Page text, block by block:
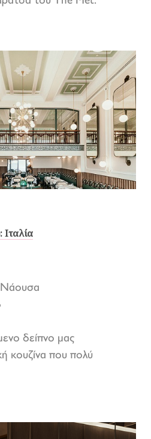
Ιταλία
Νάουσα
δείπνο μας
κουζίνα που πολύ